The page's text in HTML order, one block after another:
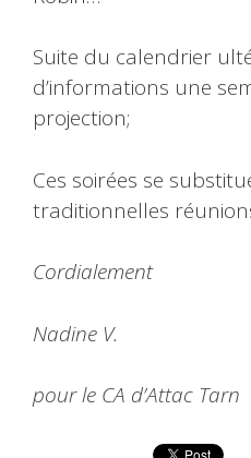
Suite du calendrier
d’informations une
projection;
Ces soirées se
traditionnelles
Cordialement
Nadine V.
pour le CA d’Attac Tarn